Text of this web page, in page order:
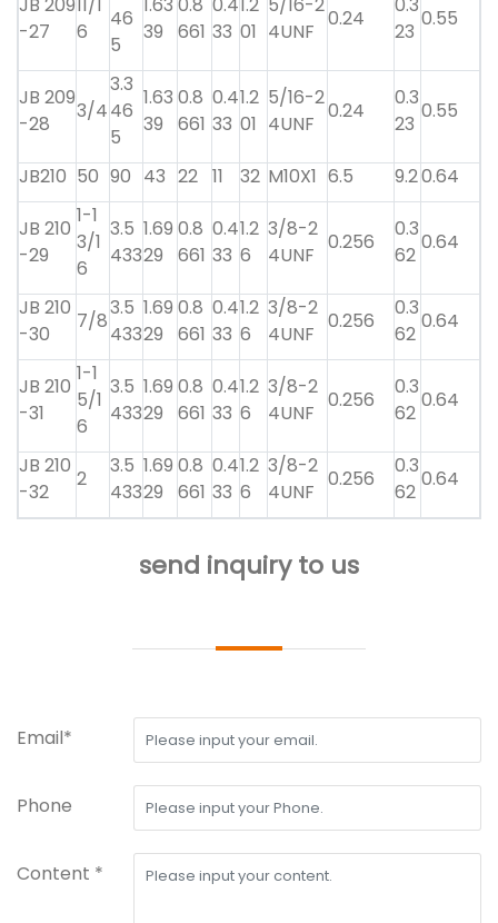
-27
6
46
5
39
661 33 01 4UNF
0.24
23
0.55
JB 209
-28
3/4
3.3
46
5
1.63
39
0.8
661
0.4
33
1.2
01
5/16-2
4UNF
0.24
0.3
23
0.55
JB210 50 90 43 22 11 32 M10X1 6.5 9.20.64
JB 210
-29
1-1
3/1
6
3.5
433
1.69
29
0.8
661
0.4
33
1.2
6
3/8-2
4UNF
0.256
0.3
62
0.64
JB 210
-30
7/8
3.5
433
1.69
29
0.8
661
0.4
33
1.2
6
3/8-2
4UNF
0.256
0.3
62
0.64
JB 210
-31
1-1
5/1
6
3.5
433
1.69
29
0.8
661
0.4
33
1.2
6
3/8-2
4UNF
0.256
0.3
62
0.64
JB 210
-32
2
3.5
433
1.69
29
0.8
661
0.4
33
1.2
6
3/8-2
4UNF
0.256
0.3
62
0.64
send inquiry to us
Email*
Phone
Content *